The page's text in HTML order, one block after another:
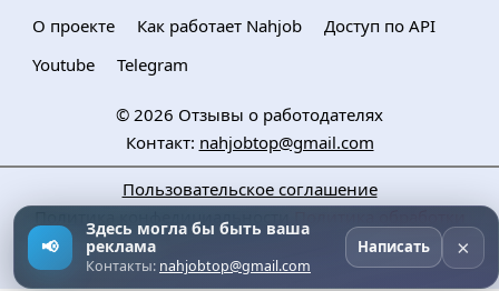
О проекте
Как работает Nahjob
Доступ по API
Youtube
Telegram
© 2026 Отзывы о работодателях
Контакт: nahjobtop@gmail.com
Пользовательское соглашение
Политика конфедициальности
персональных данных
📢
Здесь могла бы быть ваша
реклама
Контакты: nahjobtop@gmail.com
Написать ×